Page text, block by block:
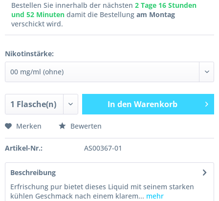
Bestellen Sie innerhalb der nächsten 2 Tage 16 Stunden
und 52 Minuten damit die Bestellung am Montag
verschickt wird.
Nikotinstärke:
In den Warenkorb
Merken Bewerten
Artikel-Nr.: AS00367-01
Beschreibung
Erfrischung pur bietet dieses Liquid mit seinem starken
kühlen Geschmack nach einem klarem... mehr